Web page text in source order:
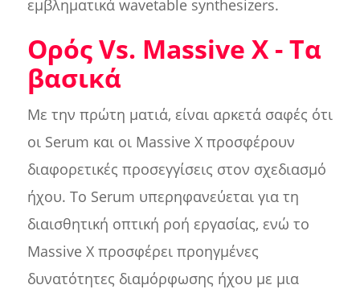
εμβληματικά wavetable synthesizers.
Ορός Vs. Massive X - Τα
βασικά
Με την πρώτη ματιά, είναι αρκετά σαφές ότι
οι Serum και οι Massive X προσφέρουν
διαφορετικές προσεγγίσεις στον σχεδιασμό
ήχου. Το Serum υπερηφανεύεται για τη
διαισθητική οπτική ροή εργασίας, ενώ το
Massive X προσφέρει προηγμένες
δυνατότητες διαμόρφωσης ήχου με μια